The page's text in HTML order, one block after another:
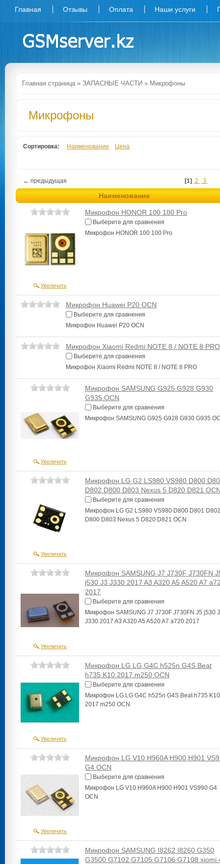
Главная Отзывы Оплата Наши услуги
Главная страница» ЗАПАСНЫЕ ЧАСТИ » Микрофоны
Микрофоны
Сортировка: Наименование Цена
← предыдущая [1] 2 3
Наименование
Увеличить
Микрофон HONOR 100 100 Pro
Выберите для сравнения
Микрофон HONOR 100 100 Pro
Микрофон Huawei P20 OCN
Выберите для сравнения
Микрофон Huawei P20 OCN
Микрофон Xiaomi Redmi NOTE 8 / NOTE 8 PRO
Выберите для сравнения
Микрофон Xiaomi Redmi NOTE 8 / NOTE 8 PRO
Увеличить
Микрофон SAMSUNG G925 G928 G930
G935 OCN
Выберите для сравнения
Микрофон SAMSUNG G925 G928 G930 G935
Увеличить
Микрофон LG G2 LS980 VS980 D800
D802 D800 D803 Nexus 5 D820 D821
Выберите для сравнения
Микрофон LG G2 LS980 VS980 D800 D801 D802
D800 D803 Nexus 5 D820 D821 OCN
Увеличить
Микрофон SAMSUNG J7 J730F J730FN
j530 J3 J330 2017 A3 A320 A5 A520 A7
2017
Выберите для сравнения
Микрофон SAMSUNG J7 J730F J730FN J5 j530
J330 2017 A3 A320 A5 A520 A7 a720 2017
Увеличить
Микрофон LG LG G4C h525n G4S Beat
h735 K10 2017 m250 OCN
Выберите для сравнения
Микрофон LG LG G4C h525n G4S Beat h735 K10
2017 m250 OCN
Увеличить
Микрофон LG V10 H960A H900 H901
G4 OCN
Выберите для сравнения
Микрофон LG V10 H960A H900 H901 VS990 G4
OCN
Микрофон SAMSUNG I8262 I8260 G350
G3500 G7102 G7105 G7106 G7108 xiomi